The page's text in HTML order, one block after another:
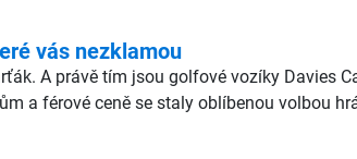
vás nezklamou
A právě tím jsou golfové vozíky Davies
a férové ceně se staly oblíbenou volbou